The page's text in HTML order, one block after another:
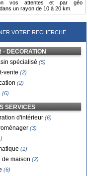
vos attentes et par géo
un rayon de 10 à 20 km.
VOTRE RECHERCHE
- DECORATION
spécialisé (5)
vente (2)
(2)
(6)
SERVICES
d'intérieur (6)
(3)
(1)
de maison (2)
(6)